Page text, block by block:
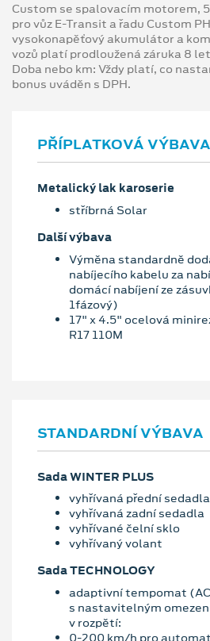
Custom se spalovacím motorem,
pro vůz E-Transit a řadu Custom
vysokonapěťový akumulátor a
vozů platí prodloužená záruka 8
Doba nebo km: Vždy platí, co
bonus uváděn s DPH.
PŘÍPLATKOVÁ VÝBAVA
Metalický lak karoserie
stříbrná Solar
Další výbava
Výměna standardně
nabíjecího kabelu za
domácí nabíjení ze
1fázový)
17" x 4.5" ocelová
R17 110M
STANDARDNÍ VÝBAVA
Sada WINTER PLUS
vyhřívaná přední sedadla
vyhřívaná zadní sedadla
vyhřívané čelní sklo
vyhřívaný volant
Sada TECHNOLOGY
adaptivní tempomat
s nastavitelným
v rozpětí:
0-200 km/h pro